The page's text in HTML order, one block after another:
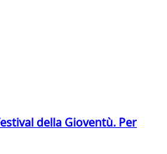
della Gioventù. Per